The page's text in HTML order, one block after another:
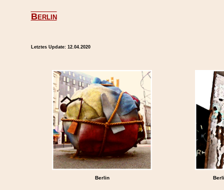
Berlin
Letztes Update: 12.04.2020
Berlin